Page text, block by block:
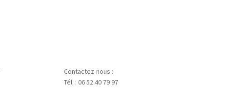
Contactez-nous :
Tél. : 06 52 40 79 97